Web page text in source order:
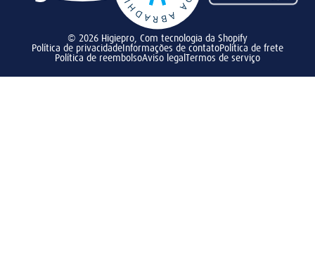
© 2026 Higiepro, Com tecnologia da Shopify
Política de privacidadeInformações de contatoPolítica de frete
Política de reembolsoAviso legal Termos de serviço